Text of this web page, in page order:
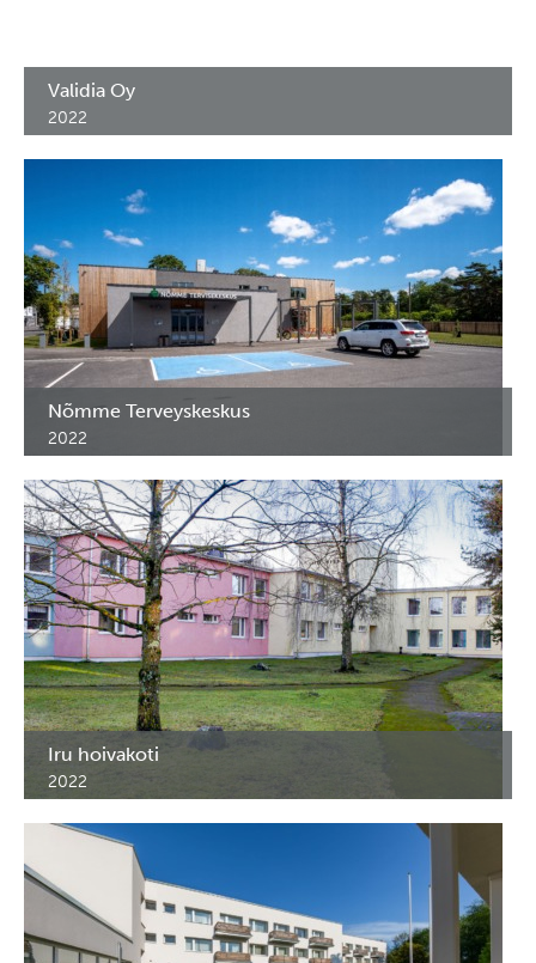
Validia Oy
2022
Erikoiskalusteet ja lääkekaapit 26-teen Validia - taloon ympäri
Suomea. Vuodet 2020 - ... ja jatkuu
Nõmme Terveyskeskus
2022
Lääkekaapit ym. erikoiskaluseet Nõmme Terveyskeskukseen.
Tallinna, Viro.
Iru hoivakoti
2022
RST-kalusteet Iru hoivakotiin. Tallinn.